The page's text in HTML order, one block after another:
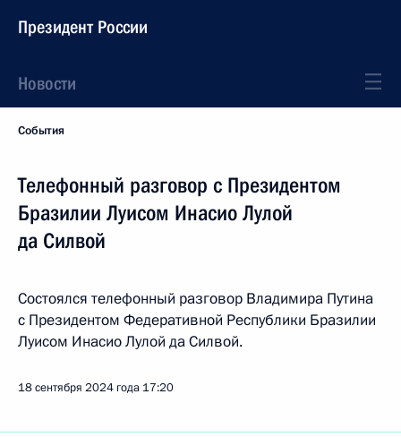
Президент России
Новости
События
Телефонный разговор с Президентом
Бразилии Луисом Инасио Лулой
да Силвой
Состоялся телефонный разговор Владимира Путина
с Президентом Федеративной Республики Бразилии
Луисом Инасио Лулой да Силвой.
18 сентября 2024 года 17:20